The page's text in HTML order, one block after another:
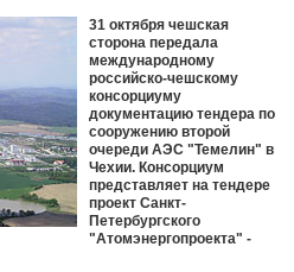
31 октября чешская
сторона передала
международному
российско-чешскому
консорциуму
документацию тендера по
сооружению второй
очереди АЭС "Темелин" в
Чехии. Консорциум
представляет на тендере
проект Санкт-
Петербургского
"Атомэнергопроекта" -